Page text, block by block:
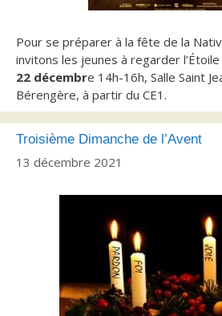
Pour se préparer à la fête de la
invitons les jeunes à regarder
22 décembre 14h-16h, Salle Saint
Bérengère, à partir du CE1.
Troisième Dimanche de l’Avent
13 décembre 2021